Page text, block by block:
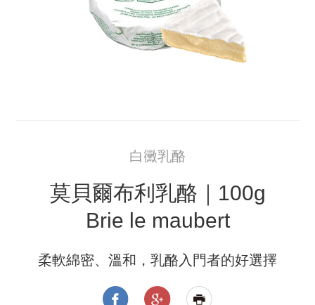
白黴乳酪
莫貝爾布利乳酪｜100g
Brie le maubert
柔軟綿密、溫和，乳酪入門者的好選擇